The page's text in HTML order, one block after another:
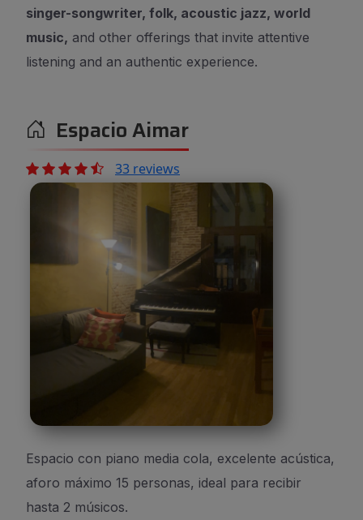
singer-songwriter, folk, acoustic jazz, world
music, and other offerings that invite attentive
listening and an authentic experience.
Espacio Aimar
33 reviews
Espacio con piano media cola, excelente acústica,
aforo máximo 15 personas, ideal para recibir
hasta 2 músicos.